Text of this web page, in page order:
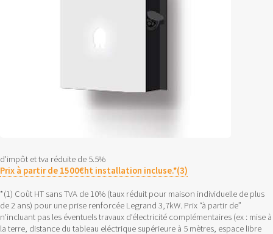
d’impôt et tva réduite de 5.5%
Prix à partir de 1500€ht installation incluse.*(3)
*(1) Coût HT sans TVA de 10% (taux réduit pour maison individuelle de plus
de 2 ans) pour une prise renforcée Legrand 3,7kW. Prix “à partir de”
n’incluant pas les éventuels travaux d’électricité complémentaires (ex : mise à
la terre, distance du tableau eléctrique supérieure à 5 mètres, espace libre